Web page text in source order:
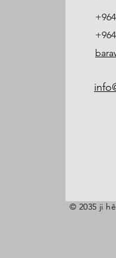
© 2035 ji